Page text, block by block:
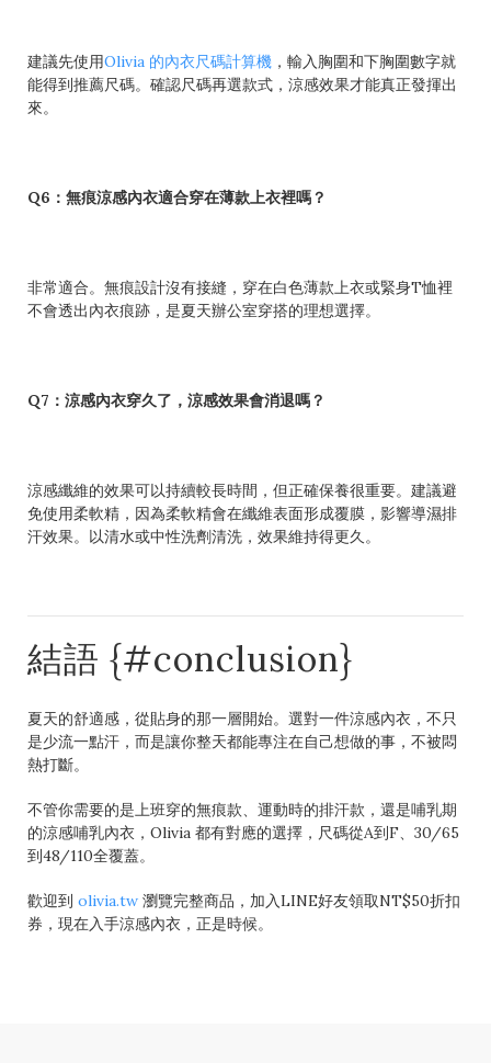
建議先使用Olivia 的內衣尺碼計算機 ，輸入胸圍和下胸圍數字就
能得到推薦尺碼。確認尺碼再選款式，涼感效果才能真正發揮出
來。
Q6：無痕涼感內衣適合穿在薄款上衣裡嗎？
非常適合。無痕設計沒有接縫，穿在白色薄款上衣或緊身T恤裡
不會透出內衣痕跡，是夏天辦公室穿搭的理想選擇。
Q7：涼感內衣穿久了，涼感效果會消退嗎？
涼感纖維的效果可以持續較長時間，但正確保養很重要。建議避
免使用柔軟精，因為柔軟精會在纖維表面形成覆膜，影響導濕排
汗效果。以清水或中性洗劑清洗，效果維持得更久。
結語 {#conclusion}
夏天的舒適感，從貼身的那一層開始。選對一件涼感內衣，不只
是少流一點汗，而是讓你整天都能專注在自己想做的事，不被悶
熱打斷。
不管你需要的是上班穿的無痕款、運動時的排汗款，還是哺乳期
的涼感哺乳內衣，Olivia 都有對應的選擇，尺碼從A到F、30/65
到48/110全覆蓋。
歡迎到 olivia.tw 瀏覽完整商品，加入LINE好友領取NT$50折扣
券，現在入手涼感內衣，正是時候。